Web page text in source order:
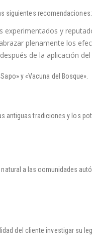
siguientes recomendaciones:
experimentados y
plenamente los
de la aplicación
y «Vacuna del Bosque».
antiguas tradiciones y los
a las comunidades
del cliente investigar su